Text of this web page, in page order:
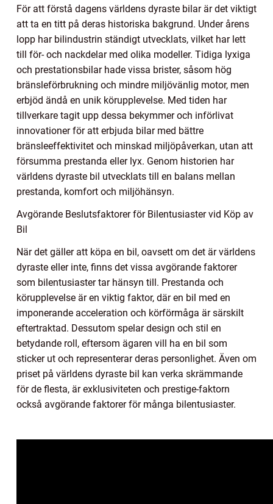
För att förstå dagens världens dyraste bilar är det viktigt
att ta en titt på deras historiska bakgrund. Under årens
lopp har bilindustrin ständigt utvecklats, vilket har lett
till för- och nackdelar med olika modeller. Tidiga lyxiga
och prestationsbilar hade vissa brister, såsom hög
bränsleförbrukning och mindre miljövänlig motor, men
erbjöd ändå en unik körupplevelse. Med tiden har
tillverkare tagit upp dessa bekymmer och införlivat
innovationer för att erbjuda bilar med bättre
bränsleeffektivitet och minskad miljöpåverkan, utan att
försumma prestanda eller lyx. Genom historien har
världens dyraste bil utvecklats till en balans mellan
prestanda, komfort och miljöhänsyn.
Avgörande Beslutsfaktorer för Bilentusiaster vid Köp av
Bil
När det gäller att köpa en bil, oavsett om det är världens
dyraste eller inte, finns det vissa avgörande faktorer
som bilentusiaster tar hänsyn till. Prestanda och
körupplevelse är en viktig faktor, där en bil med en
imponerande acceleration och körförmåga är särskilt
eftertraktad. Dessutom spelar design och stil en
betydande roll, eftersom ägaren vill ha en bil som
sticker ut och representerar deras personlighet. Även om
priset på världens dyraste bil kan verka skrämmande
för de flesta, är exklusiviteten och prestige-faktorn
också avgörande faktorer för många bilentusiaster.